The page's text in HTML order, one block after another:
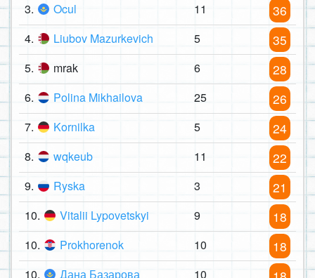
3. Ocul 11 36
4. Liubov Mazurkevich 5 35
5. mrak 6 28
6. Polina Mikhailova 25 26
7. Kornilka 5 24
8. wqkeub 11 22
9. Ryska 3 21
10. Vitalii Lypovetskyi 9 18
10. Prokhorenok 10 18
10. Дана Базарова 10